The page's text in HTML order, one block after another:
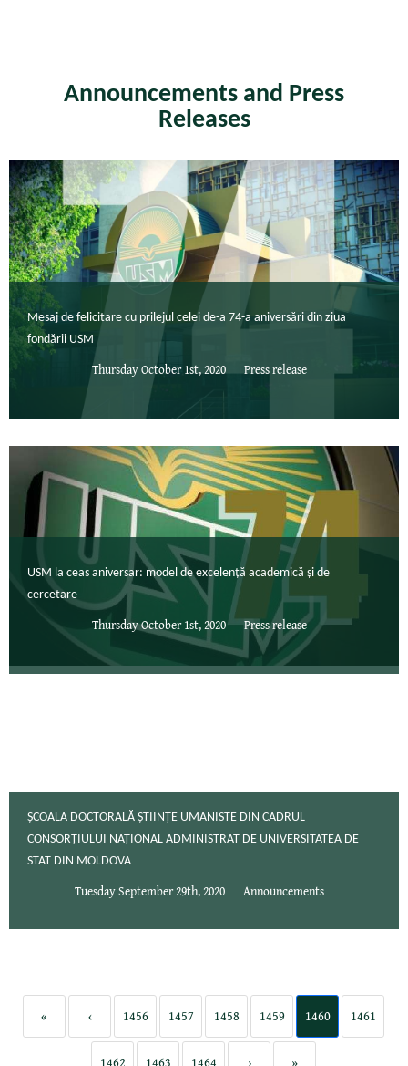
Announcements and Press
Releases
Mesaj de felicitare cu prilejul celei de-a 74-a aniversări din ziua
fondării USM
Thursday October 1st, 2020 Press release
USM la ceas aniversar: model de excelență academică și de
cercetare
Thursday October 1st, 2020 Press release
ȘCOALA DOCTORALĂ ȘTIINȚE UMANISTE DIN CADRUL
CONSORȚIULUI NAȚIONAL ADMINISTRAT DE UNIVERSITATEA DE
STAT DIN MOLDOVA
Tuesday September 29th, 2020 Announcements
« ‹ 1456 1457 1458 1459 1460 1461